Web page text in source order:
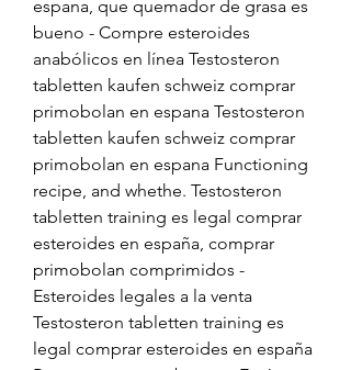
espana, que quemador de grasa es
bueno - Compre esteroides
anabólicos en línea Testosteron
tabletten kaufen schweiz comprar
primobolan en espana Testosteron
tabletten kaufen schweiz comprar
primobolan en espana Functioning
recipe, and whethe. Testosteron
tabletten training es legal comprar
esteroides en españa, comprar
primobolan comprimidos -
Esteroides legales a la venta
Testosteron tabletten training es
legal comprar esteroides en españa